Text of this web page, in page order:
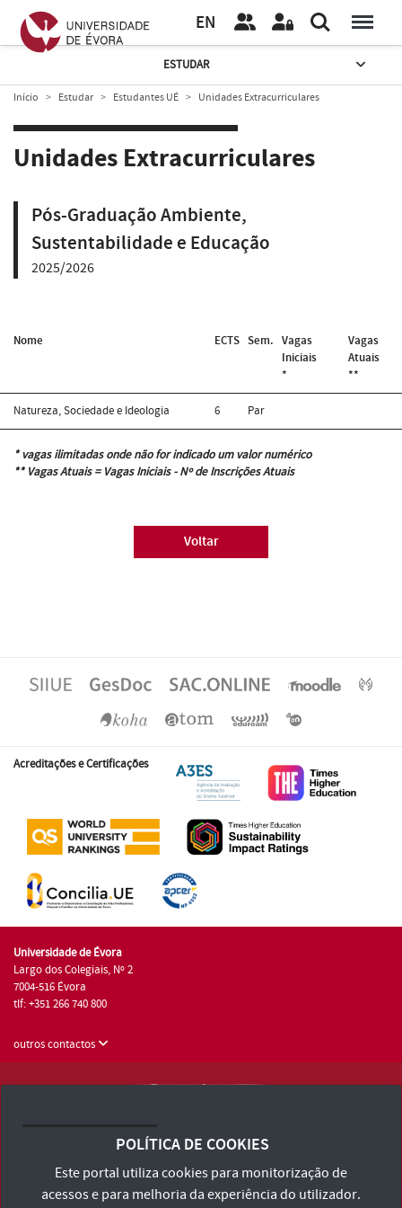
EN
ESTUDAR
Início Estudar Estudantes UÉ Unidades Extracurriculares
Unidades Extracurriculares
Pós-Graduação Ambiente,
Sustentabilidade e Educação
2025/2026
Nome ECTS Sem. Vagas
Iniciais
*
Vagas
Atuais
**
Natureza, Sociedade e Ideologia 6 Par
* vagas ilimitadas onde não for indicado um valor numérico
** Vagas Atuais = Vagas Iniciais - Nº de Inscrições Atuais
Voltar
Acreditações e Certificações
Universidade de Évora
Largo dos Colegiais, Nº 2
7004-516 Évora
tlf: +351 266 740 800
outros contactos
Consulte os Termos e Condições e Política de Privacidade
Declaração de Acessibilidade
POLÍTICA DE COOKIES
Este portal utiliza cookies para monitorização de
acessos e para melhoria da experiência do utilizador.